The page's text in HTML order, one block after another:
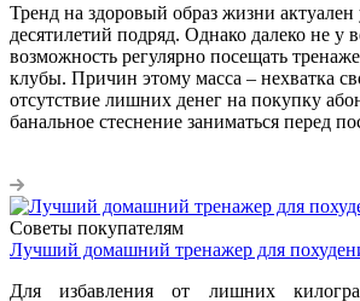
Тренд на здоровый образ жизни актуален
десятилетий подряд. Однако далеко не у
возможность регулярно посещать
клубы. Причин этому масса – нехватка
отсутствие лишних денег на покупку
банальное стеснение заниматься перед
Советы покупателям
Лучший домашний тренажер для
Для избавления от лишних